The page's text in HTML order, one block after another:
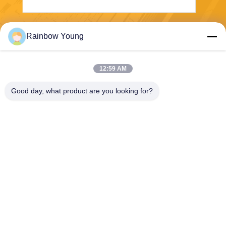
Rainbow Young
12:59 AM
Good day, what product are you looking for?